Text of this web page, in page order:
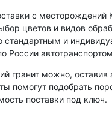
с месторождений
цветов и видов
стандартным и
России
гранит можно, оставив
помогут подобрать
поставки под ключ.